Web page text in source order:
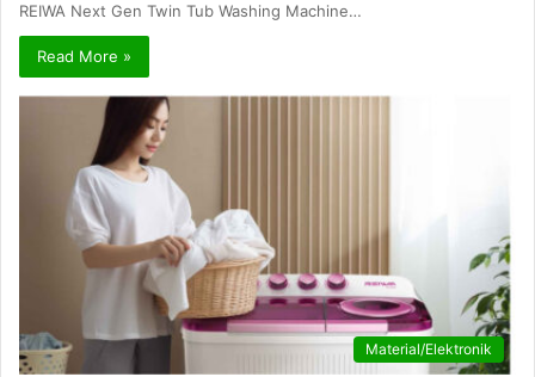
REIWA Next Gen Twin Tub Washing Machine…
Read More »
Material/Elektronik